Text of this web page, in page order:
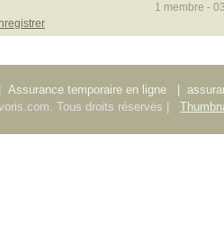
1 membre -
Assurance temporaire en ligne
Tous droits réservés |